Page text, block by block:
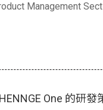
Management
One 的研發